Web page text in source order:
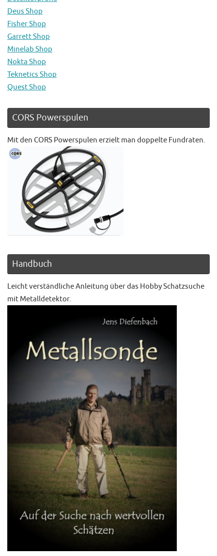
Deus Shop
Fisher Shop
Garrett Shop
Minelab Shop
Nokta Shop
Teknetics Shop
Quest Shop
CORS Powerspulen
Mit den CORS Powerspulen erzielt man doppelte Fundraten.
Handbuch
Leicht verständliche Anleitung über das Hobby Schatzsuche
mit Metalldetektor.